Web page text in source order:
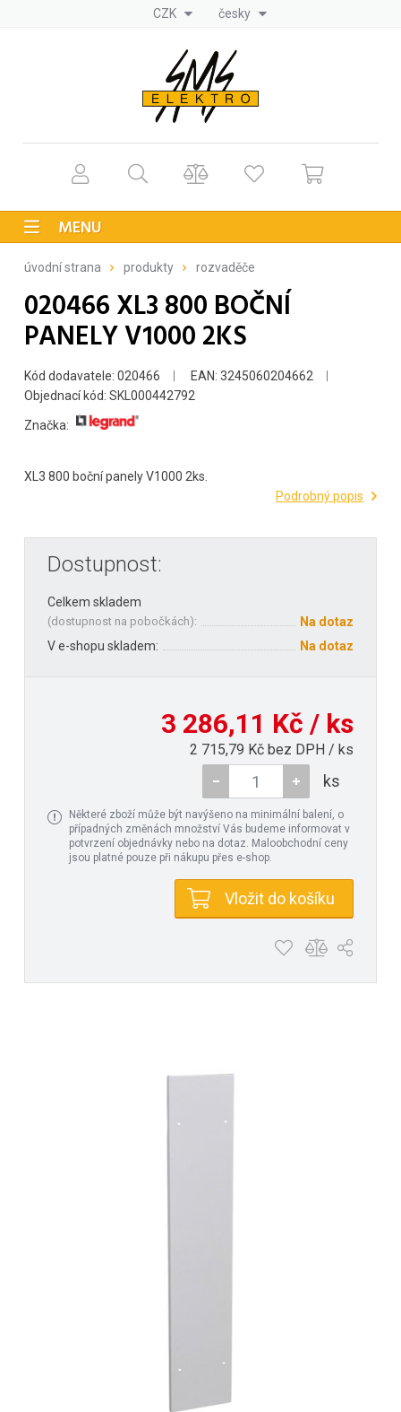
CZK česky
MENU
úvodní strana produkty rozvaděče
020466 XL3 800 BOČNÍ
PANELY V1000 2KS
Kód dodavatele: 020466
EAN: 3245060204662
Objednací kód: SKL000442792
Značka:
XL3 800 boční panely V1000 2ks.
Podrobný popis
Dostupnost:
Celkem skladem
(dostupnost na pobočkách):
Na dotaz
V e-shopu skladem:
Na dotaz
3 286,11 Kč / ks
2 715,79 Kč bez DPH / ks
ks
Některé zboží může být navýšeno na minimální balení, o
případných změnách množství Vás budeme informovat v
potvrzení objednávky nebo na dotaz. Maloobchodní ceny
jsou platné pouze při nákupu přes e-shop.
Vložit do košíku